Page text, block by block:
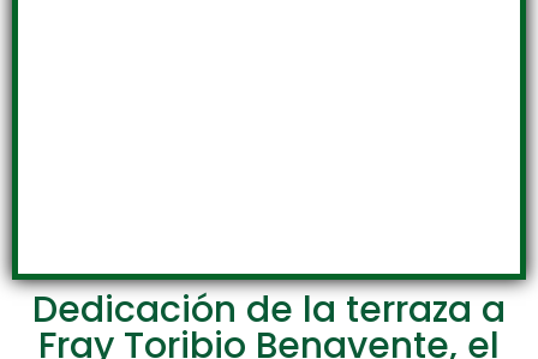
Dedicación de la terraza a
Fray Toribio Benavente, el